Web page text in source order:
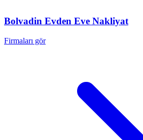
Bolvadin Evden Eve Nakliyat
Firmaları gör